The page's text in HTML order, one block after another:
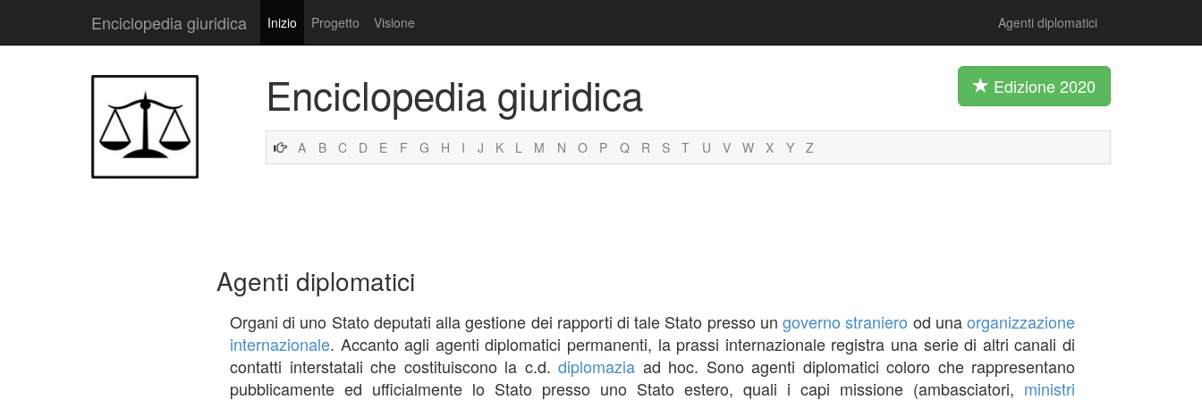
Enciclopedia giuridica Inizio Progetto Visione Agenti diplomatici
Enciclopedia giuridica Edizione 2020
A B C D E F G H I J K L M N O P Q R S T U V W X Y Z
Agenti diplomatici
Organi di uno Stato deputati alla gestione dei rapporti di tale Stato presso ungoverno straniero od unaorganizzazione
internazionale. Accanto agli agenti diplomatici permanenti, la prassi internazionale registra una serie di altri canali di
contatti interstatali che costituiscono la c.d. diplomazia ad hoc. Sono agenti diplomatici coloro che rappresentano
pubblicamente ed ufficialmente lo Stato presso uno Stato estero, quali i capi missione (ambasciatori, ministri